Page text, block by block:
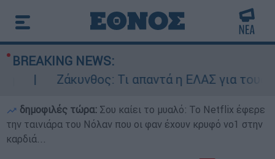
BREAKING NEWS:
Ζάκυνθος: Τι απαντά η ΕΛΑΣ για τους 8
δημοφιλές τώρα: Σου καίει το μυαλό: Το Netflix έφερε
την ταινιάρα του Νόλαν που οι φαν έχουν κρυφό νο1 στην
καρδιά...